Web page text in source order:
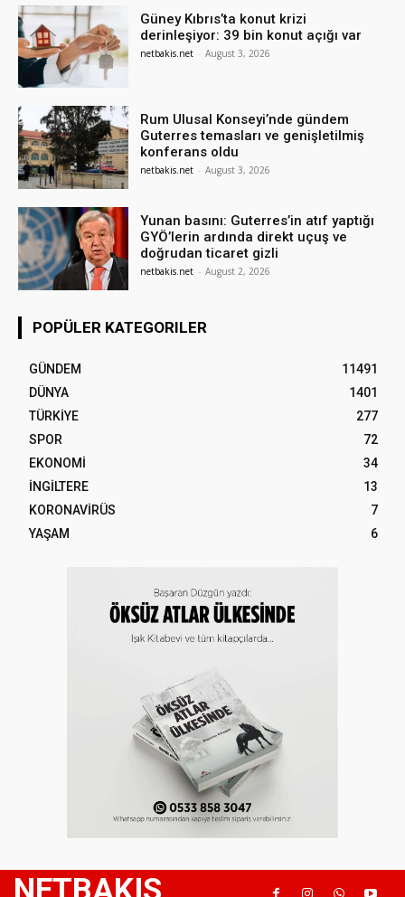
Güney Kıbrıs’ta konut krizi
derinleşiyor: 39 bin konut açığı var
netbakis.net - August 3, 2026
Rum Ulusal Konseyi’nde gündem
Guterres temasları ve genişletilmiş
konferans oldu
netbakis.net - August 3, 2026
Yunan basını: Guterres’in atıf yaptığı
GYÖ’lerin ardında direkt uçuş ve
doğrudan ticaret gizli
netbakis.net - August 2, 2026
POPÜLER KATEGORILER
GÜNDEM
11491
DÜNYA
1401
TÜRKİYE
277
SPOR
72
EKONOMİ
34
İNGİLTERE
13
KORONAVİRÜS
7
YAŞAM
6